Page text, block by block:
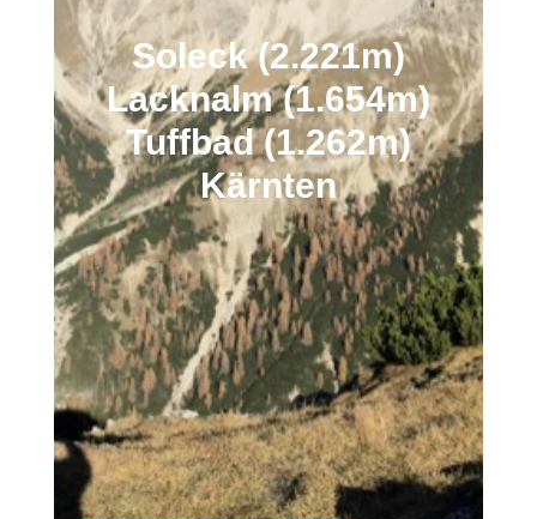
Soleck (2.221m)
Lacknalm (1.654m)
Tuffbad (1.262m)
Kärnten